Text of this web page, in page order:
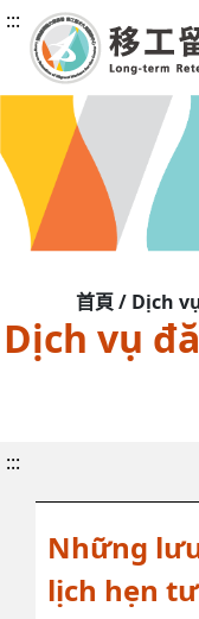
:::
首頁 / Dịch
Dịch vụ
:::
Những
lịch hẹn